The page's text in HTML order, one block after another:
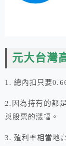
元大台灣
1. 總內扣只要
2.因為持有的都
與股票的漲幅。
3. 殖利率相當地